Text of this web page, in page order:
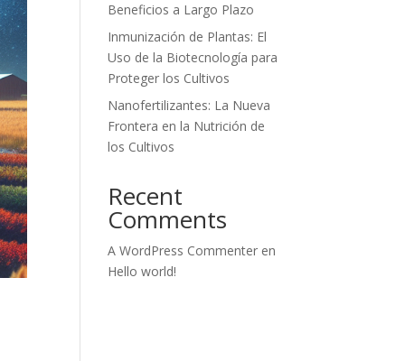
Beneficios a Largo Plazo
Inmunización de Plantas: El
Uso de la Biotecnología para
Proteger los Cultivos
Nanofertilizantes: La Nueva
Frontera en la Nutrición de
los Cultivos
Recent
Comments
A WordPress Commenter en
Hello world!